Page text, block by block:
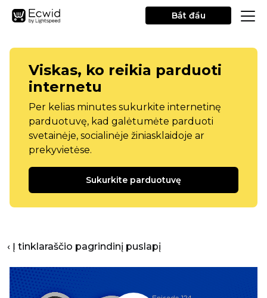
Bắt đầu
Viskas, ko reikia parduoti
internetu
Per kelias minutes sukurkite internetinę
parduotuvę, kad galėtumėte parduoti
svetainėje, socialinėje žiniasklaidoje ar
prekyvietėse.
Sukurkite parduotuvę
‹ Į tinklaraščio pagrindinį puslapį